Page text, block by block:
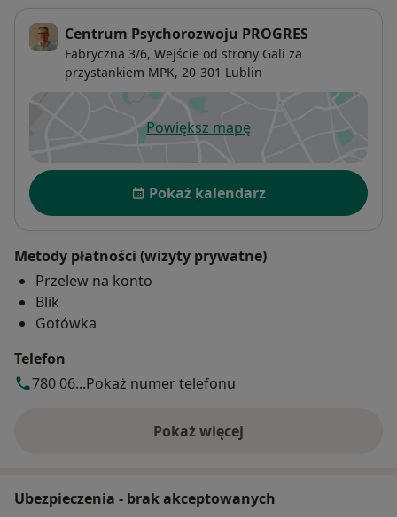
Centrum Psychorozwoju PROGRES
Fabryczna 3/6, Wejście od strony Gali za
przystankiem MPK, 20-301 Lublin
Powiększ mapęotwiera się w nowej karcie
Dostępność
Pokaż kalendarz
Metody płatności (wizyty prywatne)
Przelew na konto
Blik
Gotówka
Telefon
780 06...Pokaż numer telefonu
Pokaż więcej
o adresie
Ubezpieczenia - brak akceptowanych